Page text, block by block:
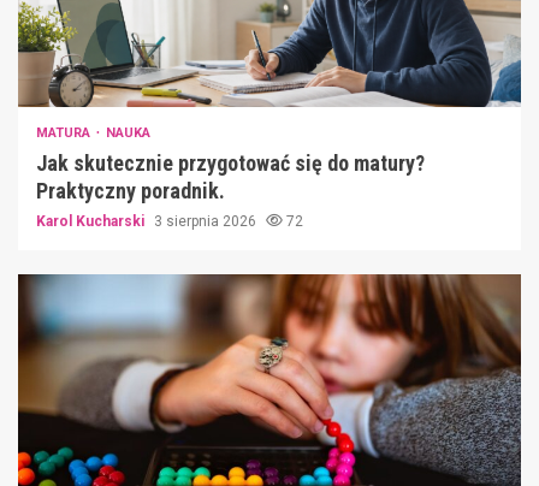
MATURA NAUKA
Jak skutecznie przygotować się do matury?
Praktyczny poradnik.
Karol Kucharski 3 sierpnia 2026 72